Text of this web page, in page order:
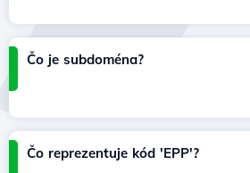
Čo je subdoména?
Čo reprezentuje kód 'EPP'?